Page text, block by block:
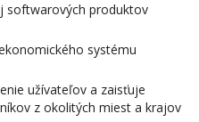
softwarových produktov
systému
užívateľov a zaisťuje
z okolitých miest a krajov